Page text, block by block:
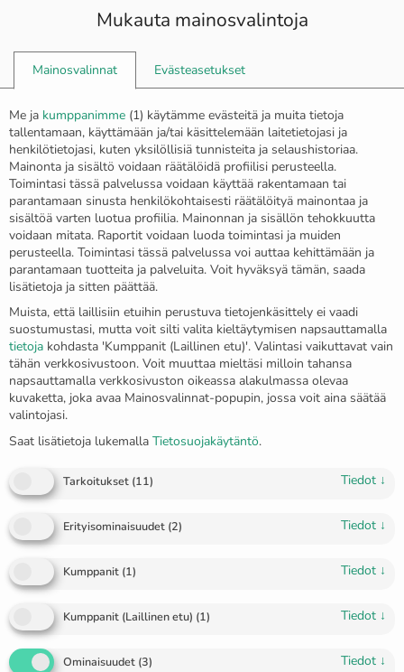
Etusivu
Korvakorut
Riippuvat ja roikkuvat hopeiset korvakorut säihkyvillä
kristalleilla ja kultalevyillä ”Viktoria”
Riippuvat ja roikkuvat hopeiset
korvakorut säihkyvillä kristalleilla
ja kultalevyillä ”Viktoria”
Mukauta mainosvalintoja
Mainosvalinnat Evästeasetukset
Me ja kumppanimme (1) käytämme evästeitä ja muita tietoja
tallentamaan, käyttämään ja/tai käsittelemään laitetietojasi ja
henkilötietojasi, kuten yksilöllisiä tunnisteita ja selaushistoriaa.
Mainonta ja sisältö voidaan räätälöidä profiilisi perusteella.
Toimintasi tässä palvelussa voidaan käyttää rakentamaan tai
parantamaan sinusta henkilökohtaisesti räätälöityä mainontaa ja
sisältöä varten luotua profiilia. Mainonnan ja sisällön tehokkuutta
voidaan mitata. Raportit voidaan luoda toimintasi ja muiden
perusteella. Toimintasi tässä palvelussa voi auttaa kehittämään ja
parantamaan tuotteita ja palveluita. Voit hyväksyä tämän, saada
lisätietoja ja sitten päättää.
Muista, että laillisiin etuihin perustuva tietojenkäsittely ei vaadi
suostumustasi, mutta voit silti valita kieltäytymisen napsauttamalla
tietoja kohdasta 'Kumppanit (Laillinen etu)'. Valintasi vaikuttavat vain
tähän verkkosivustoon. Voit muuttaa mieltäsi milloin tahansa
napsauttamalla verkkosivuston oikeassa alakulmassa olevaa
kuvaketta, joka avaa Mainosvalinnat-popupin, jossa voit aina säätää
valintojasi.
Saat lisätietoja lukemalla Tietosuojakäytäntö.
Tarkoitukset (11) Tiedot ↓
Erityisominaisuudet (2) Tiedot ↓
Kumppanit (1) Tiedot ↓
Kumppanit (Laillinen etu) (1) Tiedot ↓
Ominaisuudet (3) Tiedot ↓